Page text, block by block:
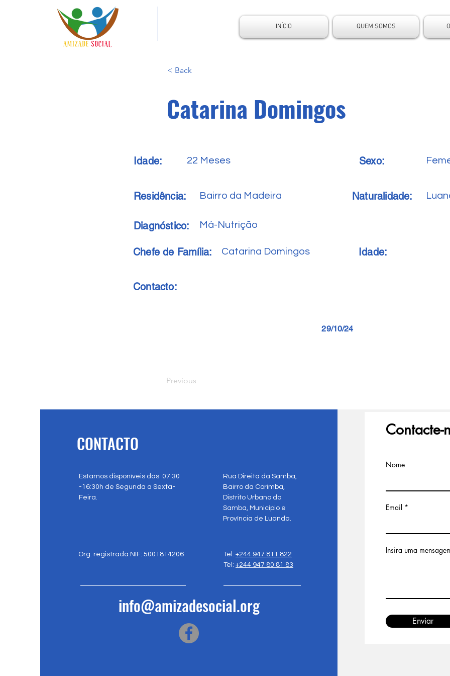
INÍCIO QUEM SOMOS
< Back
Catarina Domingos
Idade: 22 Meses Sexo:
Residência: Bairro da Madeira Naturalidade:
Diagnóstico: Má-Nutrição
Chefe de Família: Catarina Domingos Idade:
Contacto:
29/10/24
Previous
CONTACTO
Estamos disponíveis das 07:30
-16:30h de Segunda a Sexta-
Feira.
Rua Direita da Samba,
Bairro da Corimba,
Distrito Urbano da
Samba, Município e
Província de Luanda.
Org. registrada NIF: 5001814206 Tel: +244 947 811 822
Tel: +244 947 80 81 83
info@amizadesocial.org
Contacte-
Nome
Email
Insira uma
Enviar